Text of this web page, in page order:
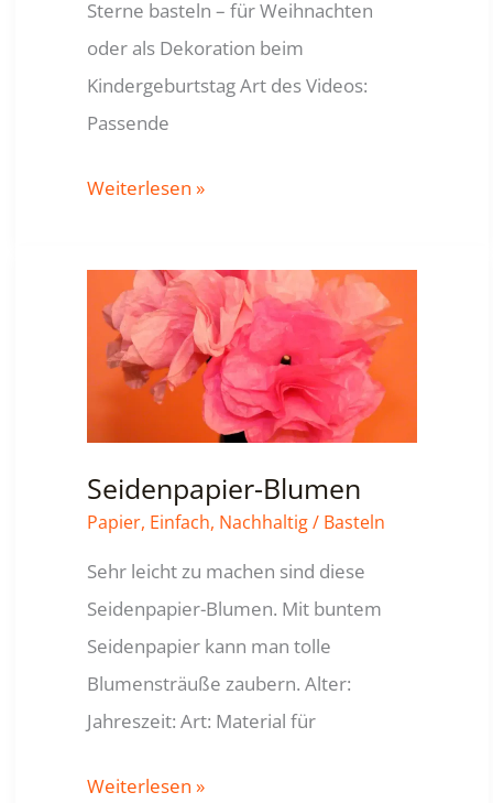
Sterne basteln – für Weihnachten
oder als Dekoration beim
Kindergeburtstag Art des Videos:
Passende
Weihnachtssterne
Weiterlesen »
Seidenpapier-Blumen
Papier, Einfach, Nachhaltig/ Basteln
Sehr leicht zu machen sind diese
Seidenpapier-Blumen. Mit buntem
Seidenpapier kann man tolle
Blumensträuße zaubern. Alter:
Jahreszeit: Art: Material für
Seidenpapier-
Weiterlesen »